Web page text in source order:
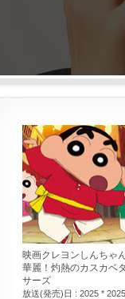
映画クレヨンしんちゃ
華麗！灼熱のカスカベ
サーズ
放送(発売)日 : 2025 * 2025